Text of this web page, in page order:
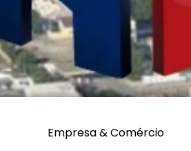
Empresa & Comércio